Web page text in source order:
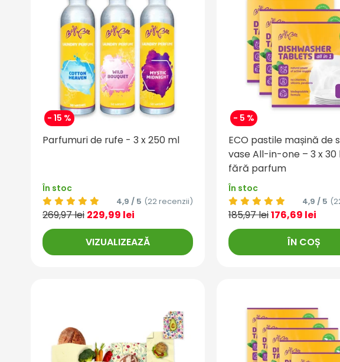
- 15 %
Parfumuri de rufe - 3 x 250 ml
În stoc
4,9 / 5 (22 recenzii)
269,97 lei 229,99 lei
VIZUALIZEAZĂ
- 5 %
ECO pastile mașină de
vase All-in-one – 3 x 30
fără parfum
În stoc
4,9 / 5
185,97 lei176,69 lei
ÎN COȘ